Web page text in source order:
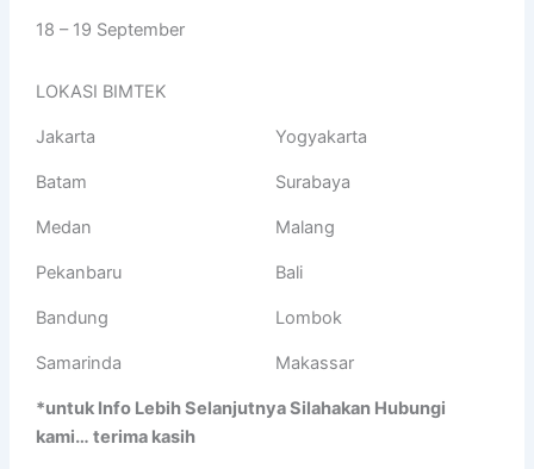
18 – 19 September
LOKASI BIMTEK
Jakarta Yogyakarta
Batam Surabaya
Medan Malang
Pekanbaru Bali
Bandung Lombok
Samarinda Makassar
*untuk Info Lebih Selanjutnya Silahakan Hubungi
kami… terima kasih